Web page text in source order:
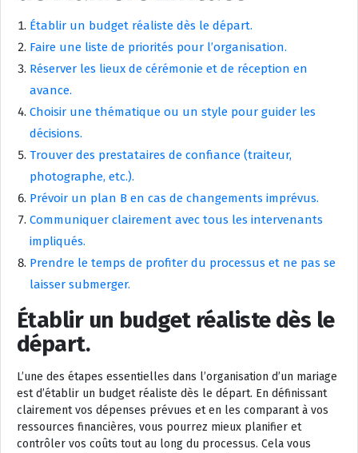
Établir un budget réaliste dès le départ.
Faire une liste de priorités pour l’organisation.
Réserver les lieux de cérémonie et de réception en
avance.
Choisir une thématique ou un style pour guider les
décisions.
Trouver des prestataires de confiance (traiteur,
photographe, etc.).
Prévoir un plan B en cas de changements imprévus.
Communiquer clairement avec tous les intervenants
impliqués.
Prendre le temps de profiter du processus et ne pas se
laisser submerger.
Établir un budget réaliste dès le
départ.
L’une des étapes essentielles dans l’organisation d’un mariage
est d’établir un budget réaliste dès le départ. En définissant
clairement vos dépenses prévues et en les comparant à vos
ressources financières, vous pourrez mieux planifier et
contrôler vos coûts tout au long du processus. Cela vous